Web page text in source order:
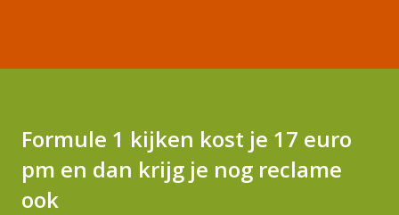
Formule 1 kijken kost je 17 euro
pm en dan krijg je nog reclame
ook